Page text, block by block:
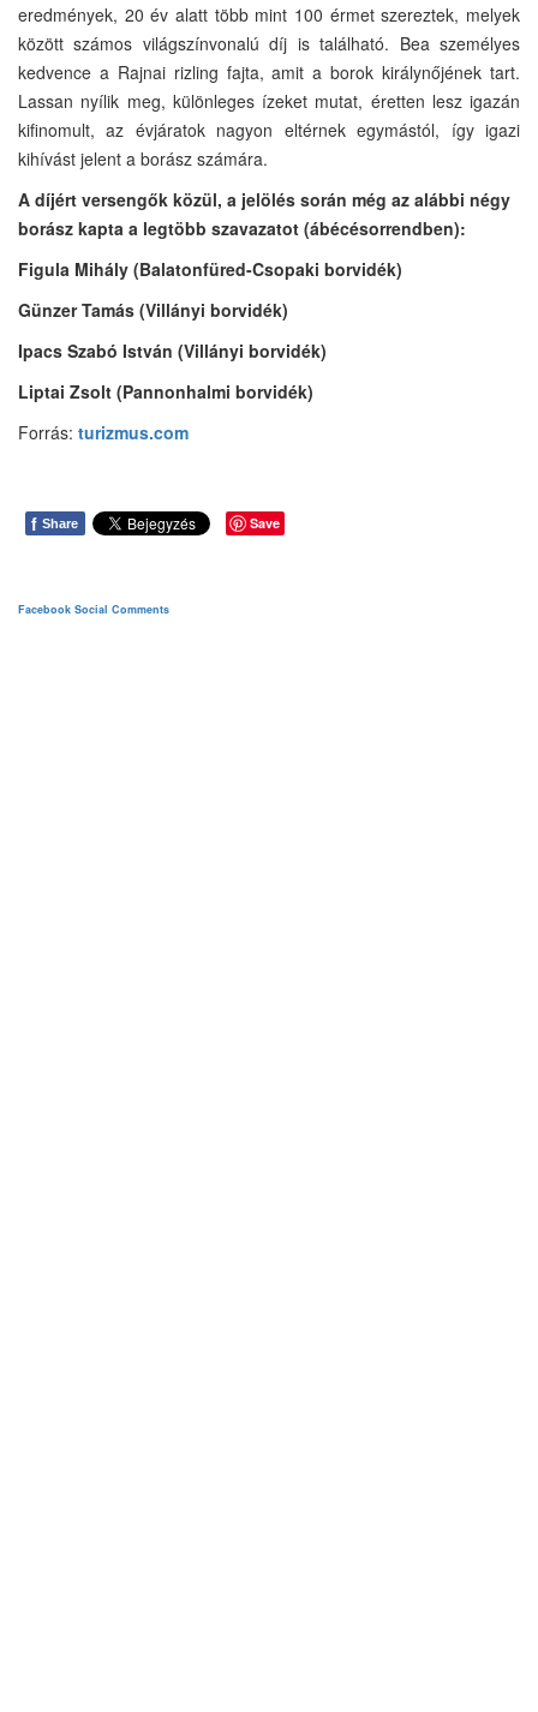
eredmények, 20 év alatt több mint 100 érmet szereztek, melyek
között számos világszínvonalú díj is található. Bea személyes
kedvence a Rajnai rizling fajta, amit a borok királynőjének tart.
Lassan nyílik meg, különleges ízeket mutat, éretten lesz igazán
kifinomult, az évjáratok nagyon eltérnek egymástól, így igazi
kihívást jelent a borász számára.
A díjért versengők közül, a jelölés során még az alábbi négy
borász kapta a legtöbb szavazatot (ábécésorrendben):
Figula Mihály (Balatonfüred-Csopaki borvidék)
Günzer Tamás (Villányi borvidék)
Ipacs Szabó István (Villányi borvidék)
Liptai Zsolt (Pannonhalmi borvidék)
Forrás: turizmus.com
f Share Save
Facebook Social Comments